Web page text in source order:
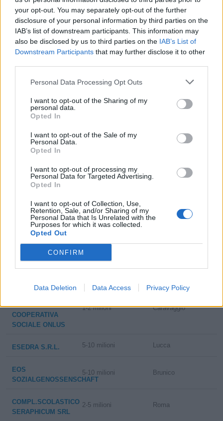
your opt-out. You may separately opt-out of the further
disclosure of your personal information by third parties on the
IAB’s list of downstream participants. This information may
also be disclosed by us to third parties on the IAB’s List of
Downstream Participants that may further disclose it to other
Personal Data Processing Opt Outs
I want to opt-out of the Sharing of my
personal data.
Opted In
I want to opt-out of the Sale of my
Personal Data.
Opted In
I want to opt-out of processing my
Personal Data for Targeted Advertising.
Opted In
I want to opt-out of Collection, Use,
Retention, Sale, and/or Sharing of my
Personal Data that Is Unrelated with the
Purposes for which it was collected.
Opted Out
CONFIRM
Data Deletion Data Access Privacy Policy
COOPERATIVA
SOCIALE
CULTURA E
VALORI
5-10 milioni Verona
APPRENDIMENTO
BILINGUAL
SCHOOL -
SOCIETA'
COOPERATIVA
1-2 milioni
BILINGUAL
BRITISH SCHOOL
GIEFFEGI SRL 2-5 milioni Milano
I.L.S.
INTERNATIONAL
LANGUAGE
1-2 milioni
LEONI SOCIETA'
COOPERATIVA
SOCIALE ONLUS
1-2 milioni Caravaggio
ESEDRA S.R.L. 5-10 milioni Lucca
EOS
SOZIALGENOSSENSCHAFT
5-10 milioni Brunico
COMPL.SCOLASTICO
SERAPHICUM SRL
2-5 milioni Roma